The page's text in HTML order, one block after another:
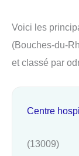
Voici les
(Bouches-du-
et classé par
Centre
(13009)